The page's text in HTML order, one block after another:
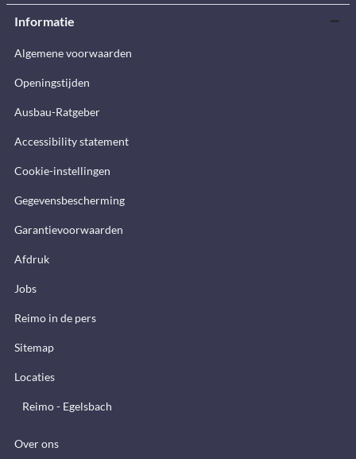
Informatie
Algemene voorwaarden
Openingstijden
Ausbau-Ratgeber
Accessibility statement
Cookie-instellingen
Gegevensbescherming
Garantievoorwaarden
Afdruk
Jobs
Reimo in de pers
Sitemap
Locaties
Reimo - Egelsbach
Over ons